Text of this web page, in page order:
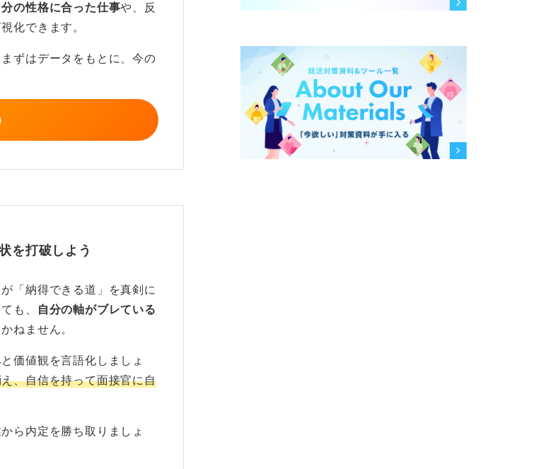
。
分の性格に合った仕事や、反
化できます。
ずはデータをもとに、今の
を打破しよう
「納得できる道」を真剣に
も、
自分の軸がブレている
ねません。
価値観を言語化しましょ
、自信を持って面接官に自
ら内定を勝ち取りましょ